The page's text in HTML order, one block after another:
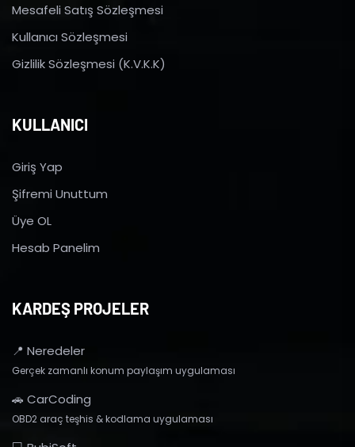
Mesafeli Satış Sözleşmesi
Kullanıcı Sözleşmesi
Gizlilik Sözleşmesi (K.V.K.K)
KULLANICI
Giriş Yap
Şifremi Unuttum
Üye OL
Hesab Panelim
KARDEŞ PROJELER
📍 Neredeler
Gerçek zamanlı konum paylaşım uygulaması
🚗 CarCoding
OBD2 araç teşhis & kodlama uygulaması